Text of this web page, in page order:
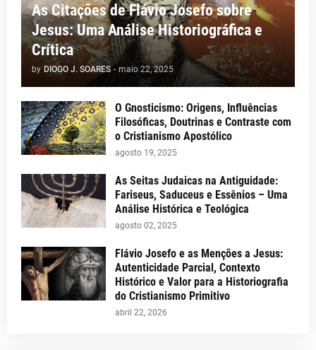
As Citações de Flávio Josefo sobre
Jesus: Uma Análise Historiográfica e
Crítica
by DIOGO J. SOARES - maio 22, 2025
O Gnosticismo: Origens, Influências
Filosóficas, Doutrinas e Contraste com
o Cristianismo Apostólico
agosto 19, 2025
As Seitas Judaicas na Antiguidade:
Fariseus, Saduceus e Essênios – Uma
Análise Histórica e Teológica
agosto 02, 2025
Flávio Josefo e as Menções a Jesus:
Autenticidade Parcial, Contexto
Histórico e Valor para a Historiografia
do Cristianismo Primitivo
abril 22, 2026